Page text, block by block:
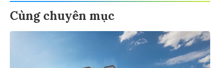
Cùng chuyên mục